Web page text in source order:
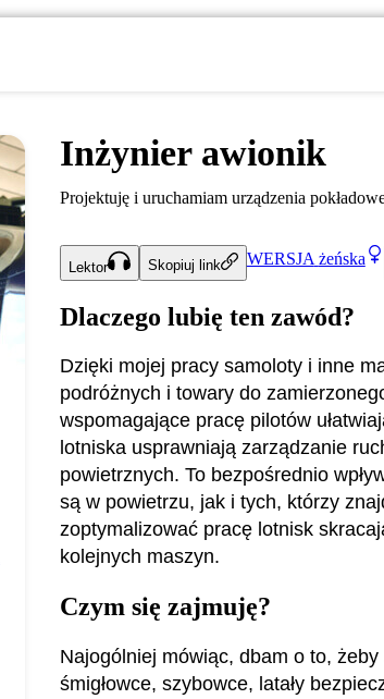
Inżynier awionik
Projektuję i uruchamiam urządzenia
Lektor Skopiuj link WERSJA żeńska
Dlaczego lubię ten zawód?
Dzięki mojej pracy samoloty i inne
podróżnych i towary do
wspomagające pracę pilotów
lotniska usprawniają zarządzanie
powietrznych. To bezpośrednio
są w powietrzu, jak i tych, którzy
zoptymalizować pracę lotnisk
kolejnych maszyn.
Czym się zajmuję?
Najogólniej mówiąc, dbam o to,
śmigłowce, szybowce, latały